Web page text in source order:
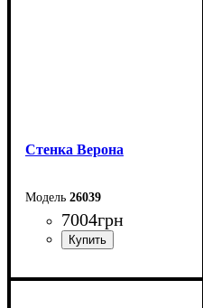
Cтенка Верона
26039
7004грн
Ширина: 160 см